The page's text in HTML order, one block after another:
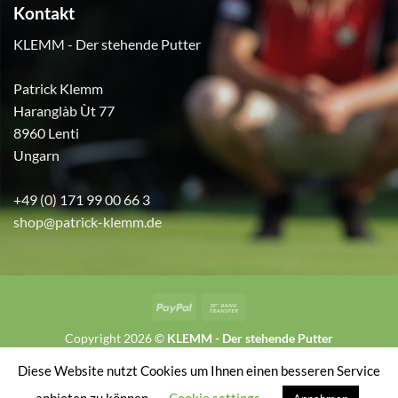
Kontakt
KLEMM - Der stehende Putter
Patrick Klemm
Haranglàb Ùt 77
8960 Lenti
Ungarn
+49 (0) 171 99 00 66 3
shop@patrick-klemm.de
PayPal
Copyright 2026 © KLEMM - Der stehende Putter
VERTRAG WIDERRUFEN
Diese Website nutzt Cookies um Ihnen einen besseren Service